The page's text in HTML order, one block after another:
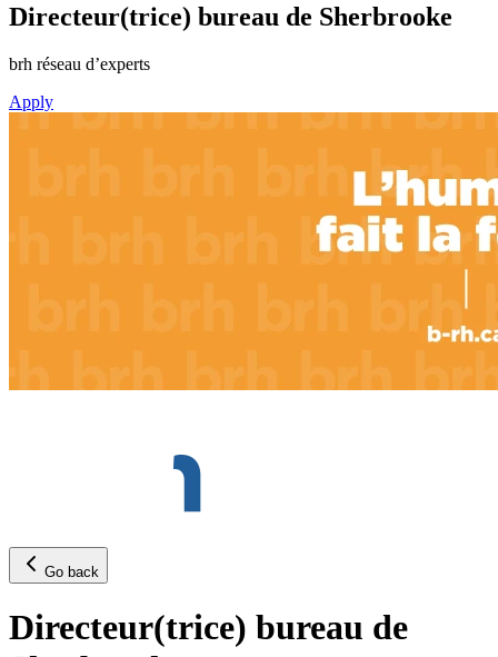
Directeur(trice) bureau de Sherbrooke
brh réseau d’experts
Apply
Go back
Directeur(trice) bureau de